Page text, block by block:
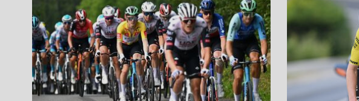
14:36 | KOLARSTWO / TOUR DE POLOGNE